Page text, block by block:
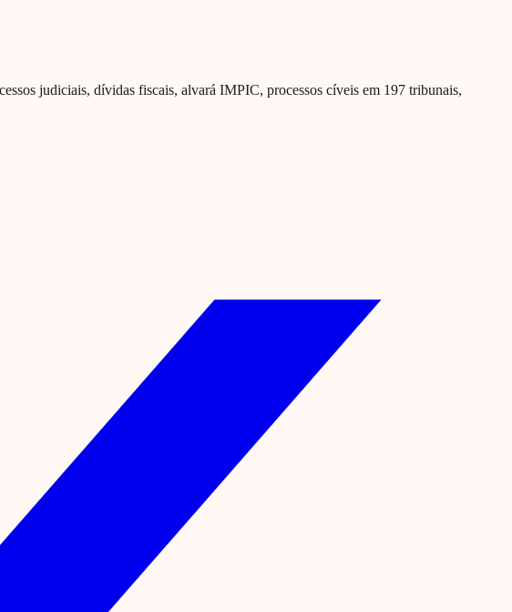
judiciais, dívidas fiscais, alvará IMPIC, processos cíveis em 197 tribunais,